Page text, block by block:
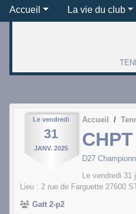
Accueil La vie du club
Le vendredi
31
JANV. 2025
Accueil
D27
Le vendredi 31
Lieu : 2 rue de Farguette 27600
Gatt 2-p2